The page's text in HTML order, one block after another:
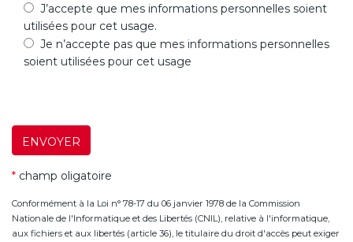
J’accepte que mes informations personnelles soient
utilisées pour cet usage.
Je n’accepte pas que mes informations personnelles
soient utilisées pour cet usage
ENVOYER
* champ oligatoire
Conformément à la Loi n° 78-17 du 06 janvier 1978 de la Commission
Nationale de l'Informatique et des Libertés (CNIL), relative à l'informatique,
aux fichiers et aux libertés (article 36), le titulaire du droit d'accès peut exiger